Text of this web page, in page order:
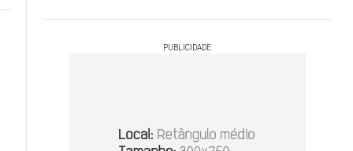
PUBLICIDADE